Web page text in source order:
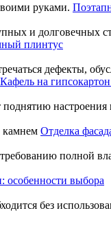
и долговечных
плинтус
дефекты,
Кафель на
Отделка
полной
особенности выбора
без